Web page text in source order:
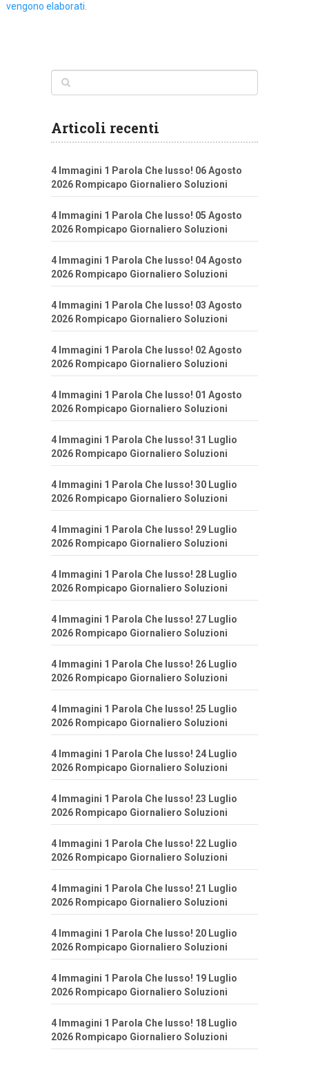
vengono elaborati.
Articoli recenti
4 Immagini 1 Parola Che lusso! 06 Agosto
2026 Rompicapo Giornaliero Soluzioni
4 Immagini 1 Parola Che lusso! 05 Agosto
2026 Rompicapo Giornaliero Soluzioni
4 Immagini 1 Parola Che lusso! 04 Agosto
2026 Rompicapo Giornaliero Soluzioni
4 Immagini 1 Parola Che lusso! 03 Agosto
2026 Rompicapo Giornaliero Soluzioni
4 Immagini 1 Parola Che lusso! 02 Agosto
2026 Rompicapo Giornaliero Soluzioni
4 Immagini 1 Parola Che lusso! 01 Agosto
2026 Rompicapo Giornaliero Soluzioni
4 Immagini 1 Parola Che lusso! 31 Luglio
2026 Rompicapo Giornaliero Soluzioni
4 Immagini 1 Parola Che lusso! 30 Luglio
2026 Rompicapo Giornaliero Soluzioni
4 Immagini 1 Parola Che lusso! 29 Luglio
2026 Rompicapo Giornaliero Soluzioni
4 Immagini 1 Parola Che lusso! 28 Luglio
2026 Rompicapo Giornaliero Soluzioni
4 Immagini 1 Parola Che lusso! 27 Luglio
2026 Rompicapo Giornaliero Soluzioni
4 Immagini 1 Parola Che lusso! 26 Luglio
2026 Rompicapo Giornaliero Soluzioni
4 Immagini 1 Parola Che lusso! 25 Luglio
2026 Rompicapo Giornaliero Soluzioni
4 Immagini 1 Parola Che lusso! 24 Luglio
2026 Rompicapo Giornaliero Soluzioni
4 Immagini 1 Parola Che lusso! 23 Luglio
2026 Rompicapo Giornaliero Soluzioni
4 Immagini 1 Parola Che lusso! 22 Luglio
2026 Rompicapo Giornaliero Soluzioni
4 Immagini 1 Parola Che lusso! 21 Luglio
2026 Rompicapo Giornaliero Soluzioni
4 Immagini 1 Parola Che lusso! 20 Luglio
2026 Rompicapo Giornaliero Soluzioni
4 Immagini 1 Parola Che lusso! 19 Luglio
2026 Rompicapo Giornaliero Soluzioni
4 Immagini 1 Parola Che lusso! 18 Luglio
2026 Rompicapo Giornaliero Soluzioni